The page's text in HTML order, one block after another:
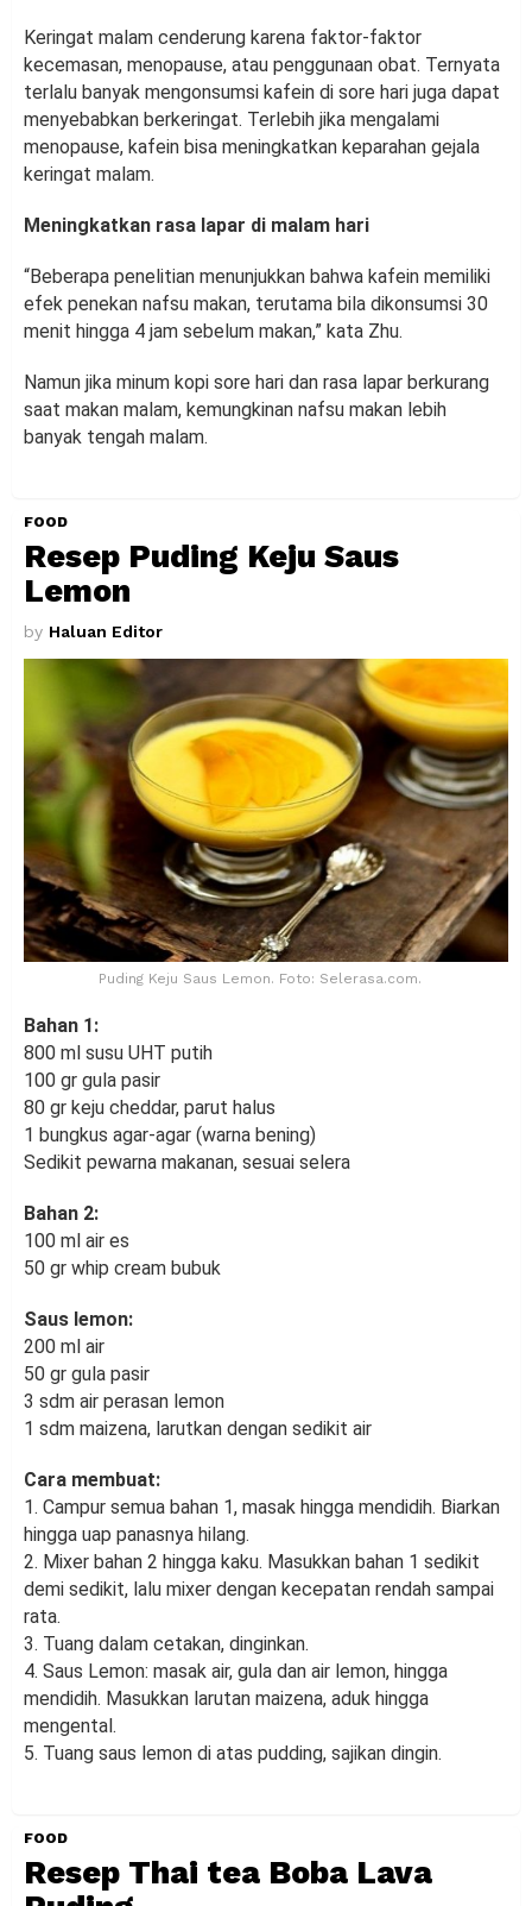
Keringat malam cenderung karena faktor-faktor
kecemasan, menopause, atau penggunaan obat. Ternyata
terlalu banyak mengonsumsi kafein di sore hari juga dapat
menyebabkan berkeringat. Terlebih jika mengalami
menopause, kafein bisa meningkatkan keparahan gejala
keringat malam.
Meningkatkan rasa lapar di malam hari
“Beberapa penelitian menunjukkan bahwa kafein memiliki
efek penekan nafsu makan, terutama bila dikonsumsi 30
menit hingga 4 jam sebelum makan,” kata Zhu.
Namun jika minum kopi sore hari dan rasa lapar berkurang
saat makan malam, kemungkinan nafsu makan lebih
banyak tengah malam.
FOOD
Resep Puding Keju Saus
Lemon
by Haluan Editor
Puding Keju Saus Lemon. Foto: Selerasa.com.
Bahan 1:
800 ml susu UHT putih
100 gr gula pasir
80 gr keju cheddar, parut halus
1 bungkus agar-agar (warna bening)
Sedikit pewarna makanan, sesuai selera
Bahan 2:
100 ml air es
50 gr whip cream bubuk
Saus lemon:
200 ml air
50 gr gula pasir
3 sdm air perasan lemon
1 sdm maizena, larutkan dengan sedikit air
Cara membuat:
1. Campur semua bahan 1, masak hingga mendidih. Biarkan
hingga uap panasnya hilang.
2. Mixer bahan 2 hingga kaku. Masukkan bahan 1 sedikit
demi sedikit, lalu mixer dengan kecepatan rendah sampai
rata.
3. Tuang dalam cetakan, dinginkan.
4. Saus Lemon: masak air, gula dan air lemon, hingga
mendidih. Masukkan larutan maizena, aduk hingga
mengental.
5. Tuang saus lemon di atas pudding, sajikan dingin.
FOOD
Resep Thai tea Boba Lava